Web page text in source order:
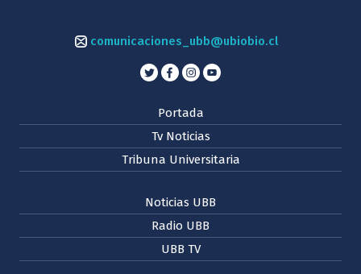
comunicaciones_ubb@ubiobio.cl
Portada
Tv Noticias
Tribuna Universitaria
Noticias UBB
Radio UBB
UBB TV